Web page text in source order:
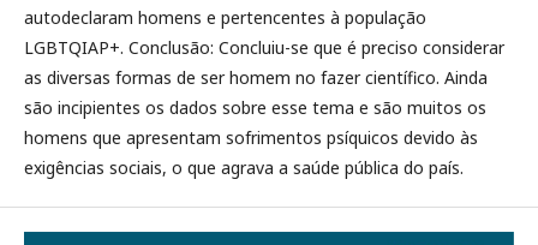
autodeclaram homens e pertencentes à população
LGBTQIAP+. Conclusão: Concluiu-se que é preciso considerar
as diversas formas de ser homem no fazer científico. Ainda
são incipientes os dados sobre esse tema e são muitos os
homens que apresentam sofrimentos psíquicos devido às
exigências sociais, o que agrava a saúde pública do país.